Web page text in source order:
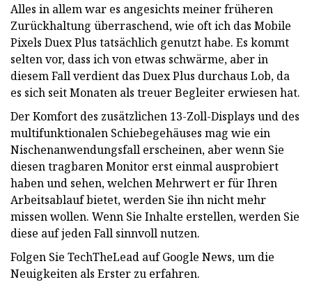
Alles in allem war es angesichts meiner früheren
Zurückhaltung überraschend, wie oft ich das Mobile
Pixels Duex Plus tatsächlich genutzt habe. Es kommt
selten vor, dass ich von etwas schwärme, aber in
diesem Fall verdient das Duex Plus durchaus Lob, da
es sich seit Monaten als treuer Begleiter erwiesen hat.
Der Komfort des zusätzlichen 13-Zoll-Displays und des
multifunktionalen Schiebegehäuses mag wie ein
Nischenanwendungsfall erscheinen, aber wenn Sie
diesen tragbaren Monitor erst einmal ausprobiert
haben und sehen, welchen Mehrwert er für Ihren
Arbeitsablauf bietet, werden Sie ihn nicht mehr
missen wollen. Wenn Sie Inhalte erstellen, werden Sie
diese auf jeden Fall sinnvoll nutzen.
Folgen Sie TechTheLead auf Google News, um die
Neuigkeiten als Erster zu erfahren.